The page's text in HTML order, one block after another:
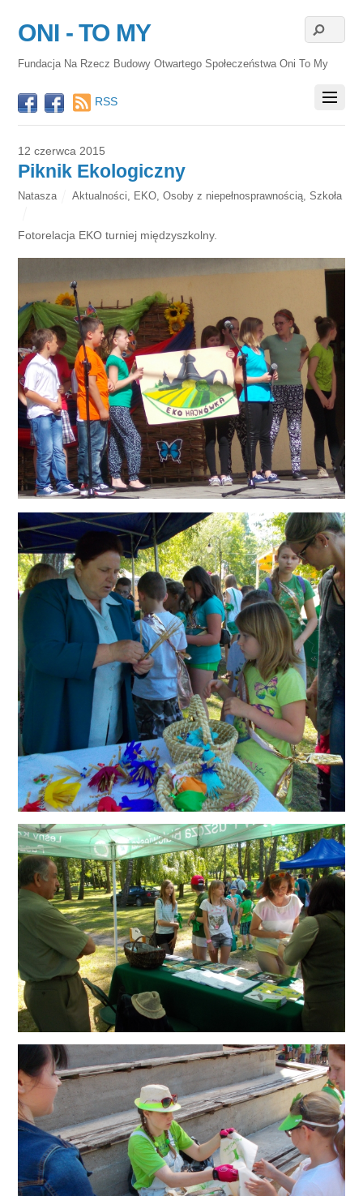
ONI - TO MY
Fundacja Na Rzecz Budowy Otwartego Społeczeństwa Oni To My
RSS
12 czerwca 2015
Piknik Ekologiczny
Natasza Aktualności EKO Osoby z niepełnosprawnością Szkoła
Fotorelacja EKO turniej międzyszkolny.